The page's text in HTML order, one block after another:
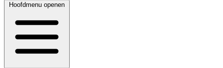
Hoofdmenu openen